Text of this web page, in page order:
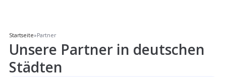
Startseite»Partner
Unsere Partner in deutschen
Städten